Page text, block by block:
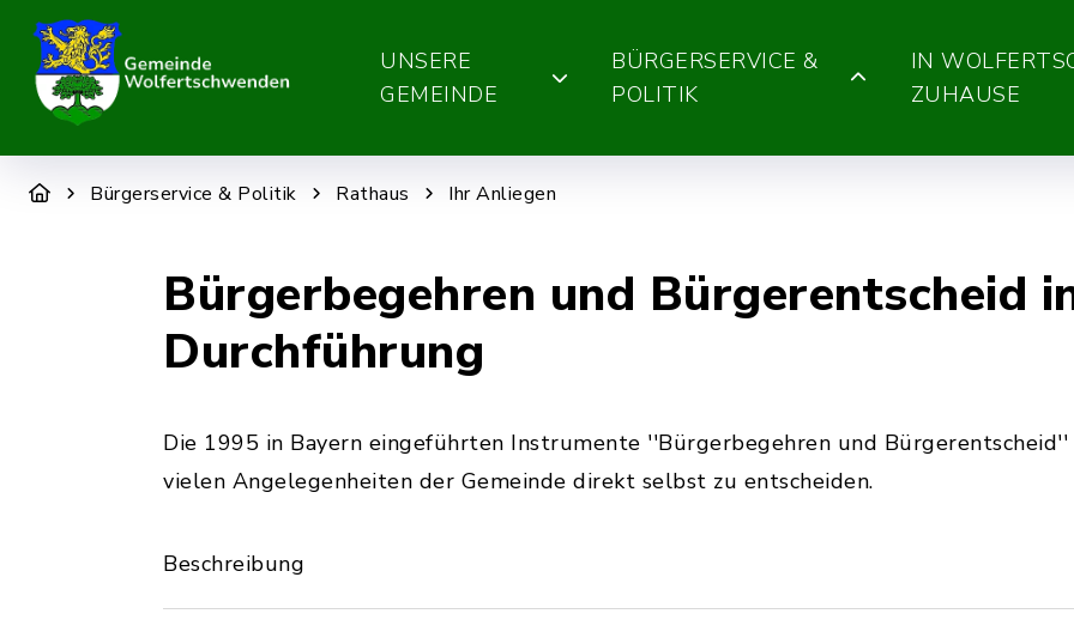
UNSERE
GEMEINDE
BÜRGERSERVICE &
POLITIK
IN
ZUHAUSE
Bürgerservice & Politik Rathaus Ihr Anliegen
Bürgerbegehren und Bürgerentscheid
Durchführung
Die 1995 in Bayern eingeführten Instrumente ''Bürgerbegehren und
vielen Angelegenheiten der Gemeinde direkt selbst zu entscheiden.
Beschreibung